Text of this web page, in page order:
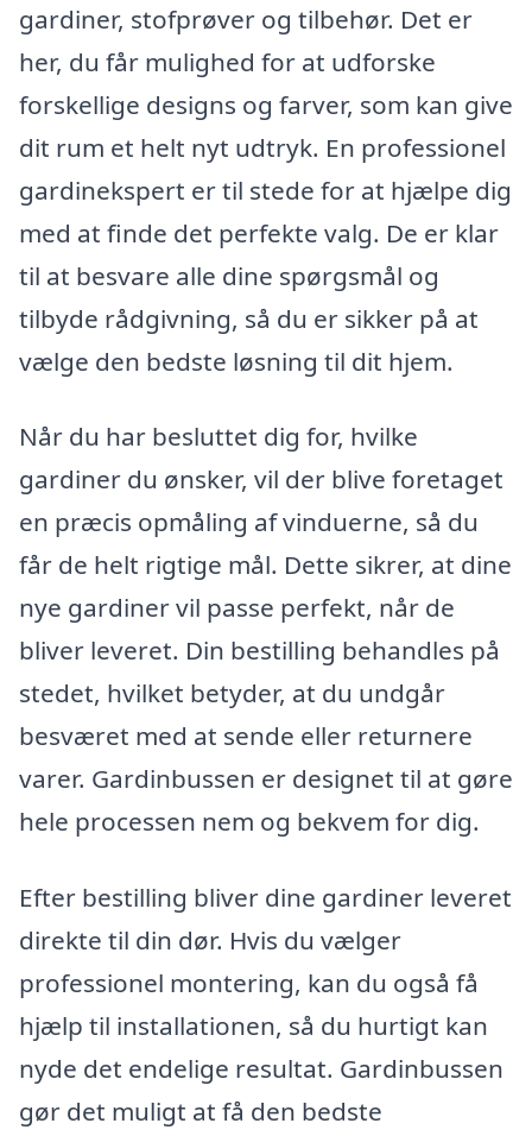
gardiner, stofprøver og tilbehør. Det er
her, du får mulighed for at udforske
forskellige designs og farver, som kan give
dit rum et helt nyt udtryk. En professionel
gardinekspert er til stede for at hjælpe dig
med at finde det perfekte valg. De er klar
til at besvare alle dine spørgsmål og
tilbyde rådgivning, så du er sikker på at
vælge den bedste løsning til dit hjem.
Når du har besluttet dig for, hvilke
gardiner du ønsker, vil der blive foretaget
en præcis opmåling af vinduerne, så du
får de helt rigtige mål. Dette sikrer, at dine
nye gardiner vil passe perfekt, når de
bliver leveret. Din bestilling behandles på
stedet, hvilket betyder, at du undgår
besværet med at sende eller returnere
varer. Gardinbussen er designet til at gøre
hele processen nem og bekvem for dig.
Efter bestilling bliver dine gardiner leveret
direkte til din dør. Hvis du vælger
professionel montering, kan du også få
hjælp til installationen, så du hurtigt kan
nyde det endelige resultat. Gardinbussen
gør det muligt at få den bedste